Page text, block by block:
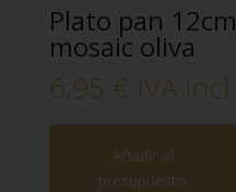
Plato pan 12cm
mosaic oliva
6,95 € IVA incl.
Añadir al
presupuesto